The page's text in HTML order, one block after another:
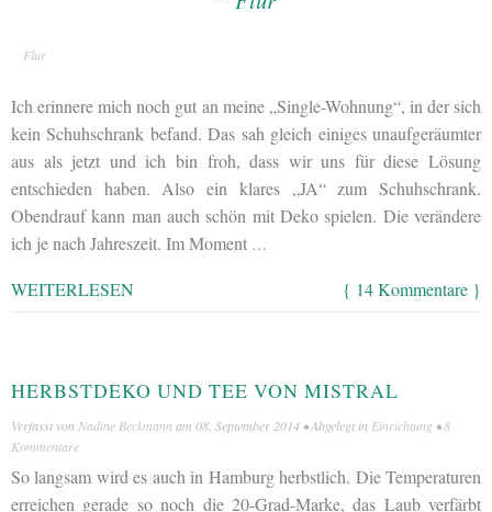
Flur
Ich erinnere mich noch gut an meine „Single-Wohnung“, in der sich
kein Schuhschrank befand. Das sah gleich einiges unaufgeräumter
aus als jetzt und ich bin froh, dass wir uns für diese Lösung
entschieden haben. Also ein klares „JA“ zum Schuhschrank.
Obendrauf kann man auch schön mit Deko spielen. Die verändere
ich je nach Jahreszeit. Im Moment …
WEITERLESEN { 14 Kommentare }
HERBSTDEKO UND TEE VON MISTRAL
Verfasst von Nadine Beckmann am 08. September 2014 • Abgelegt in Einrichtung •8
Kommentare
So langsam wird es auch in Hamburg herbstlich. Die Temperaturen
erreichen gerade so noch die 20-Grad-Marke, das Laub verfärbt